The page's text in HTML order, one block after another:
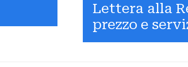
Lettera alla
prezzo e